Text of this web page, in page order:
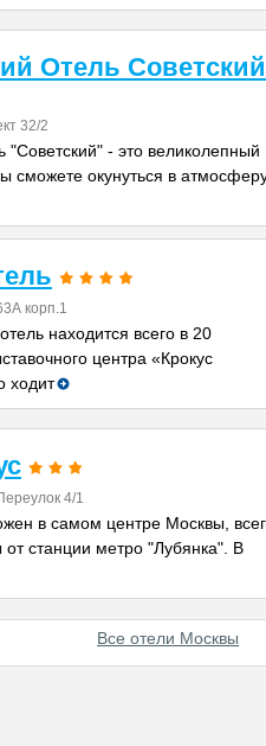
Отель Советский
32/2
"Советский" - это великолепный
сможете окунуться в
корп.1
находится всего в 20
центра «Крокус
ходит
4/1
в самом центре Москвы,
от станции метро "Лубянка". В
Все отели Москвы